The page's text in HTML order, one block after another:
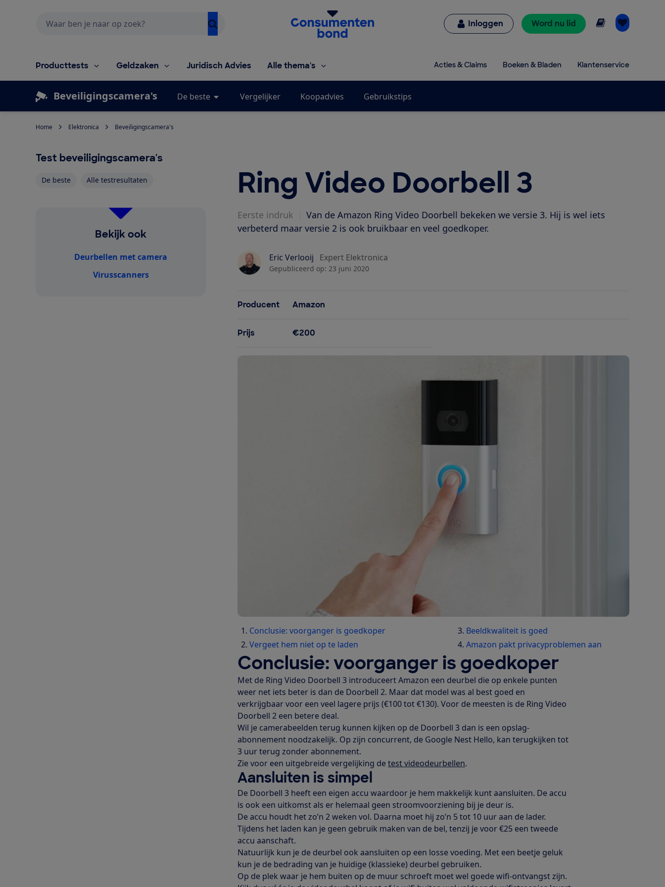
Homepage van de Consumentenbond
Inloggen Word nu lid Online lezen
Producttests Geldzaken Juridisch Advies Alle thema's Acties & Claims Boeken & Bladen Klantenservice
Beveiligingscamera's De beste Vergelijker Koopadvies Gebruikstips
Home Elektronica Beveiligingscamera's
Ring Video Doorbell 3
Eerste indruk
Van de Amazon Ring Video Doorbell bekeken we versie 3. Hij is wel iets
verbeterd maar versie 2 is ook bruikbaar en veel goedkoper.
Eric Verlooij Expert Elektronica
Gepubliceerd op: 23 juni 2020
Producent Amazon
Prijs €200
Conclusie: voorganger is goedkoper
Vergeet hem niet op te laden
Beeldkwaliteit is goed
Amazon pakt privacyproblemen aan
Conclusie: voorganger is goedkoper
Met de Ring Video Doorbell 3 introduceert Amazon een deurbel die op enkele punten
weer net iets beter is dan de Doorbell 2. Maar dat model was al best goed en
verkrijgbaar voor een veel lagere prijs (€100 tot €130). Voor de meesten is de Ring Video
Doorbell 2 een betere deal.
Wil je camerabeelden terug kunnen kijken op de Doorbell 3 dan is een opslag-
abonnement noodzakelijk. Op zijn concurrent, de Google Nest Hello, kan terugkijken tot
3 uur terug zonder abonnement.
Zie voor een uitgebreide vergelijking detest videodeurbellen.
Aansluiten is simpel
De Doorbell 3 heeft een eigen accu waardoor je hem makkelijk kunt aansluiten. De accu
is ook een uitkomst als er helemaal geen stroomvoorziening bij je deur is.
De accu houdt het zo’n 2 weken vol. Daarna moet hij zo’n 5 tot 10 uur aan de lader.
Tijdens het laden kan je geen gebruik maken van de bel, tenzij je voor €25 een tweede
accu aanschaft.
Natuurlijk kun je de deurbel ook aansluiten op een losse voeding. Met een beetje geluk
kun je de bedrading van je huidige (klassieke) deurbel gebruiken.
Op de plek waar je hem buiten op de muur schroeft moet wel goede wifi-ontvangst zijn.
Test beveiligingscamera's
De beste Alle testresultaten
Bekijk ook
Deurbellen met camera
Virusscanners